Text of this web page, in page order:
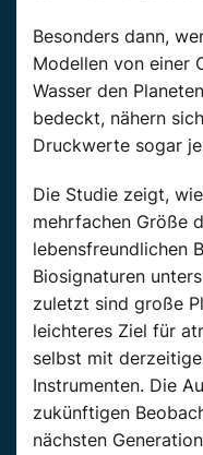
Besonders dann,
Modellen von einer
Wasser den
bedeckt, nähern
Druckwerte sogar
Die Studie zeigt,
mehrfachen Größe
lebensfreundlichen
Biosignaturen
zuletzt sind große
leichteres Ziel für
selbst mit
Instrumenten. Die
zukünftigen
nächsten